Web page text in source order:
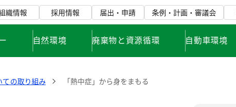
織情報 採用情報 届出・申請 条例・計画・審議会
自然環境 廃棄物と資源循環 自動車環境
ての取り組み 「熱中症」から身をまもる